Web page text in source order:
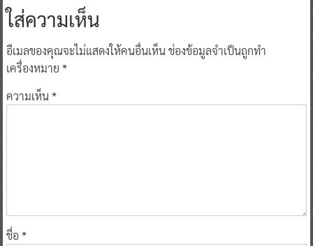
ใส่ความเห็น
อีเมลของคุณจะไม่แสดงให้คนอื่นเห็นช่องข้อมูลจำเป็นถูกทำ
เครื่องหมาย *
ความเห็น*
ชื่อ *